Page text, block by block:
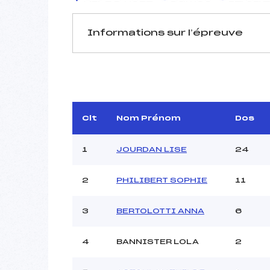
Informations sur l’épreuve
Arbitre :
Assistant :
MANCHE 1
Heure de départ :
Ouvreurs A :
Clt Nom Prénom Dos
1 JOURDAN LISE 24
2 PHILIBERT SOPHIE 11
3 BERTOLOTTI ANNA 6
4 BANNISTER LOLA 2